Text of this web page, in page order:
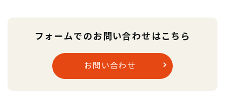
フォームでのお問い合わせはこちら
お問い合わせ